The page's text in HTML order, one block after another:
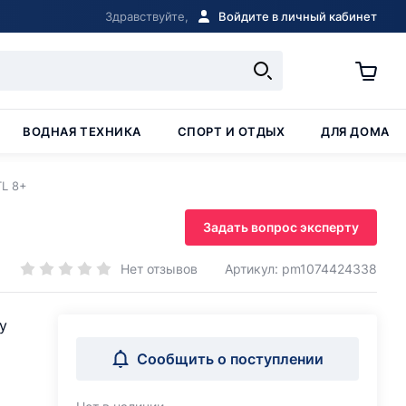
Здравствуйте, Войдите в личный кабинет
ВОДНАЯ ТЕХНИКА СПОРТ И ОТДЫХ ДЛЯ ДОМА
8+
Задать вопрос эксперту
Нет отзывов Артикул: pm1074424338
Сообщить о поступлении